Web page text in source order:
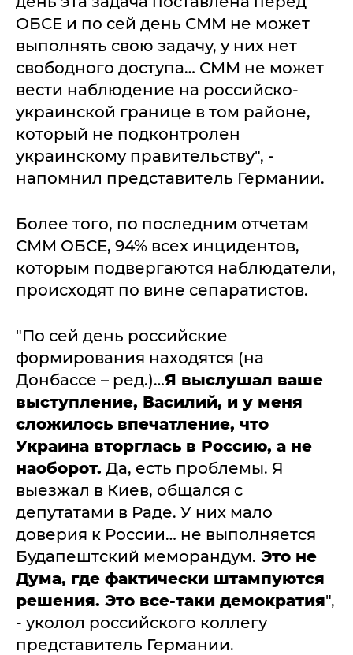
ОБСЕ и по сей день СММ не может
выполнять свою задачу, у них нет
свободного доступа… СММ не может
вести наблюдение на российско-
украинской границе в том районе,
который не подконтролен
украинскому правительству", -
напомнил представитель Германии.
Более того, по последним отчетам
СММ ОБСЕ, 94% всех инцидентов,
которым подвергаются наблюдатели,
происходят по вине сепаратистов.
"По сей день российские
формирования находятся (на
Донбассе – ред.)…Я выслушал ваше
выступление, Василий, и у меня
сложилось впечатление, что
Украина вторглась в Россию, а не
наоборот. Да, есть проблемы. Я
выезжал в Киев, общался с
депутатами в Раде. У них мало
доверия к России… не выполняется
Будапештский меморандум. Это не
Дума, где фактически штампуются
решения. Это все-таки демократия",
- уколол российского коллегу
представитель Германии.